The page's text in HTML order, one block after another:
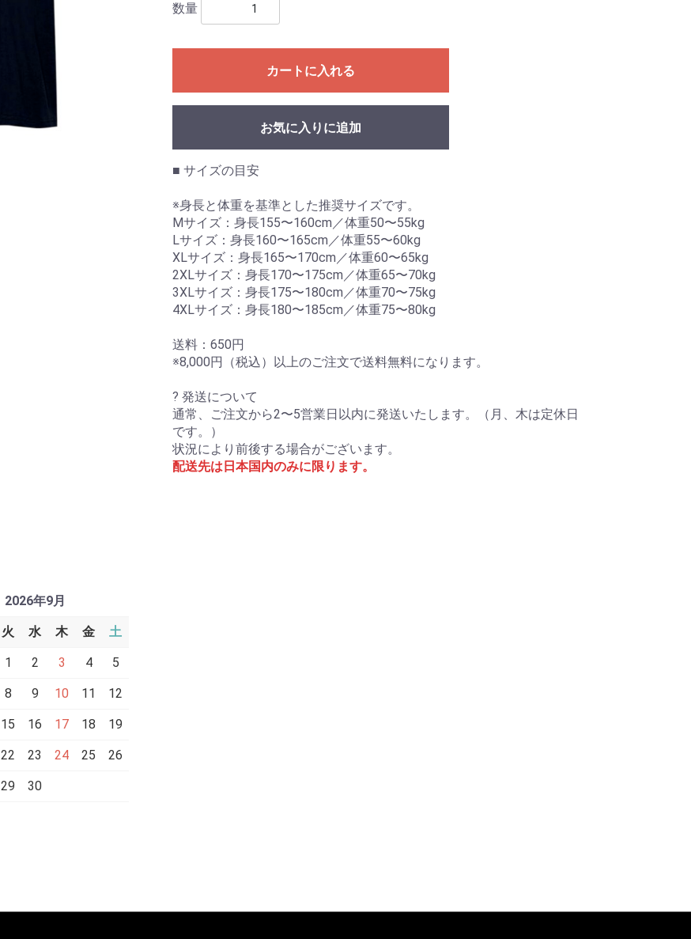
数量
カートに入れる
お気に入りに追加
■ サイズの目安
※身長と体重を基準とした推奨サイズです。
Mサイズ：身長155〜160cm／体重50〜55kg
Lサイズ：身長160〜165cm／体重55〜60kg
XLサイズ：身長165〜170cm／体重60〜65kg
2XLサイズ：身長170〜175cm／体重65〜70kg
3XLサイズ：身長175〜180cm／体重70〜75kg
4XLサイズ：身長180〜185cm／体重75〜80kg
送料：650円
※8,000円（税込）以上のご注文で送料無料になります。
? 発送について
通常、ご注文から2〜5営業日以内に発送いたします。（月、木は定休日
です。）
状況により前後する場合がございます。
配送先は日本国内のみに限ります。
2026年9月
火 水 木 金 土
1 2 3 4 5
8 9 10 11 12
15 16 17 18 19
22 23 24 25 26
29 30